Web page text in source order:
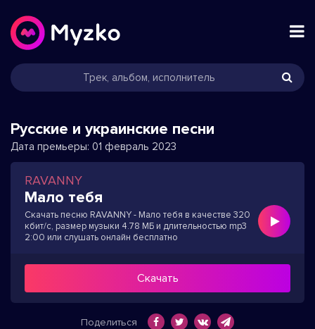
Русские и украинские песни
Дата премьеры: 01 февраль 2023
RAVANNY
Мало тебя
Скачать песню RAVANNY - Мало тебя в качестве 320
кбит/с, размер музыки 4.78 МБ и длительностью mp3
2:00 или слушать онлайн бесплатно
Скачать
Поделиться